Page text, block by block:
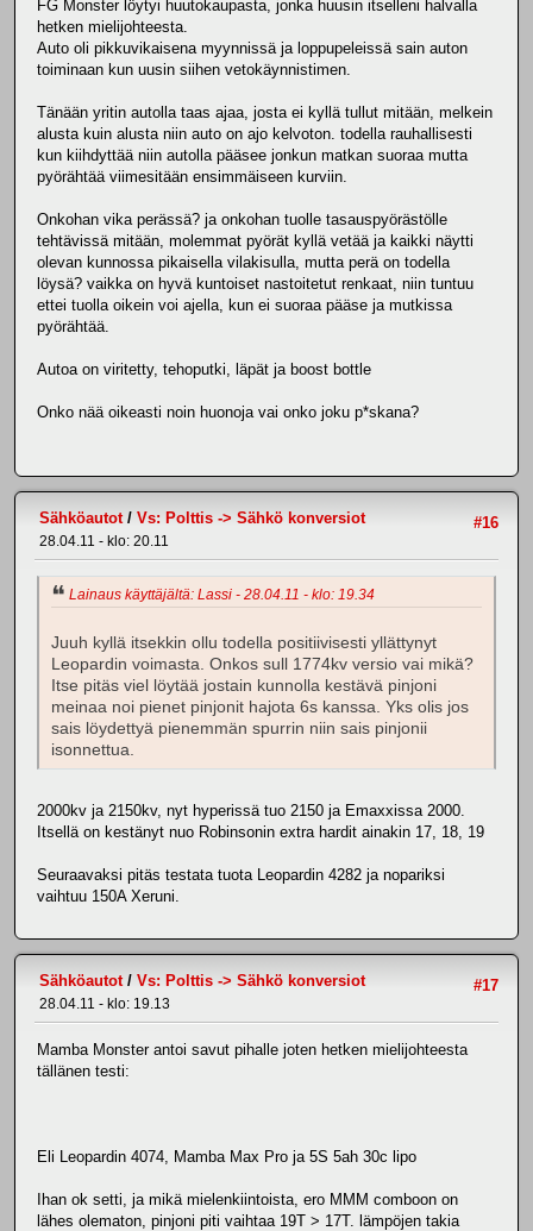
FG Monster löytyi huutokaupasta, jonka huusin itselleni halvalla
hetken mielijohteesta.
Auto oli pikkuvikaisena myynnissä ja loppupeleissä sain auton
toiminaan kun uusin siihen vetokäynnistimen.
Tänään yritin autolla taas ajaa, josta ei kyllä tullut mitään, melkein
alusta kuin alusta niin auto on ajo kelvoton. todella rauhallisesti
kun kiihdyttää niin autolla pääsee jonkun matkan suoraa mutta
pyörähtää viimesitään ensimmäiseen kurviin.
Onkohan vika perässä? ja onkohan tuolle tasauspyörästölle
tehtävissä mitään, molemmat pyörät kyllä vetää ja kaikki näytti
olevan kunnossa pikaisella vilakisulla, mutta perä on todella
löysä? vaikka on hyvä kuntoiset nastoitetut renkaat, niin tuntuu
ettei tuolla oikein voi ajella, kun ei suoraa pääse ja mutkissa
pyörähtää.
Autoa on viritetty, tehoputki, läpät ja boost bottle
Onko nää oikeasti noin huonoja vai onko joku p*skana?
#16
Sähköautot/ Vs: Polttis -> Sähkö konversiot
28.04.11 - klo: 20.11
Lainaus käyttäjältä: Lassi - 28.04.11 - klo: 19.34
Juuh kyllä itsekkin ollu todella positiivisesti yllättynyt
Leopardin voimasta. Onkos sull 1774kv versio vai mikä?
Itse pitäs viel löytää jostain kunnolla kestävä pinjoni
meinaa noi pienet pinjonit hajota 6s kanssa. Yks olis jos
sais löydettyä pienemmän spurrin niin sais pinjonii
isonnettua.
2000kv ja 2150kv, nyt hyperissä tuo 2150 ja Emaxxissa 2000.
Itsellä on kestänyt nuo Robinsonin extra hardit ainakin 17, 18, 19
Seuraavaksi pitäs testata tuota Leopardin 4282 ja nopariksi
vaihtuu 150A Xeruni.
#17
Sähköautot/ Vs: Polttis -> Sähkö konversiot
28.04.11 - klo: 19.13
Mamba Monster antoi savut pihalle joten hetken mielijohteesta
tällänen testi:
Eli Leopardin 4074, Mamba Max Pro ja 5S 5ah 30c lipo
Ihan ok setti, ja mikä mielenkiintoista, ero MMM comboon on
lähes olematon, pinjoni piti vaihtaa 19T > 17T. lämpöjen takia